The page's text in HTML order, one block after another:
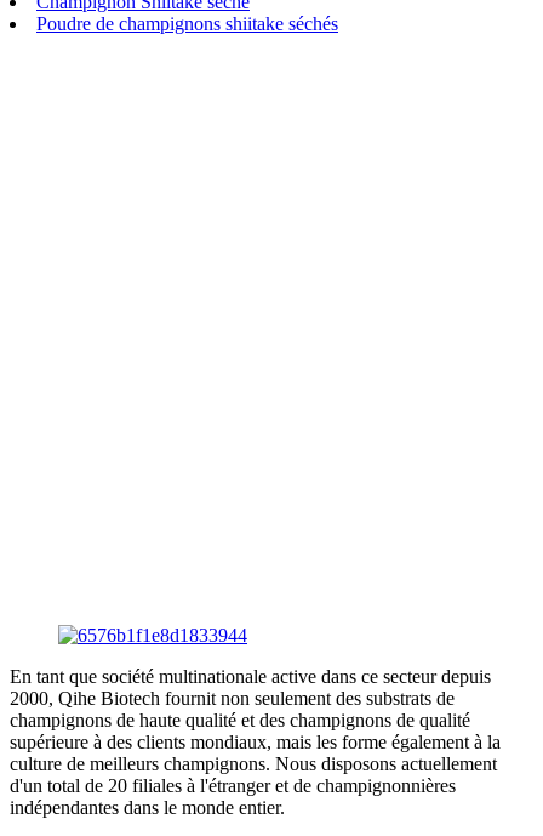
Poudre de champignons shiitake séchés
En tant que société multinationale active dans ce secteur depuis
2000, Qihe Biotech fournit non seulement des substrats de
champignons de haute qualité et des champignons de qualité
supérieure à des clients mondiaux, mais les forme également à la
culture de meilleurs champignons. Nous disposons actuellement
d'un total de 20 filiales à l'étranger et de champignonnières
indépendantes dans le monde entier.